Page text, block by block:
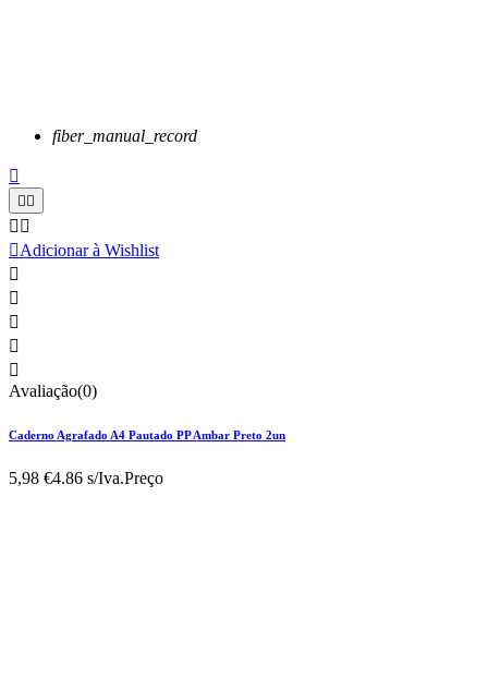
fiber_manual_record

 
 
Adicionar à Wishlist





Avaliação(0)
Caderno Agrafado A4 Pautado PP Ambar Preto 2un
5,98 €4.86 s/Iva.Preço